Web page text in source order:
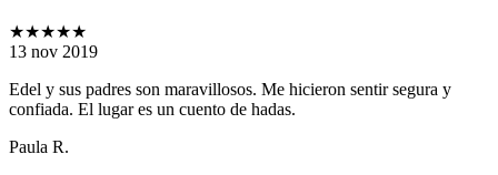
★★★★★
13 nov 2019
Edel y sus padres son maravillosos. Me hicieron sentir segura y
confiada. El lugar es un cuento de hadas.
Paula R.